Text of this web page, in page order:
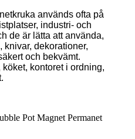
används ofta på
industri- och
de är lätta att använda,
knivar, dekorationer,
och bekvämt.
köket, kontoret i ordning,